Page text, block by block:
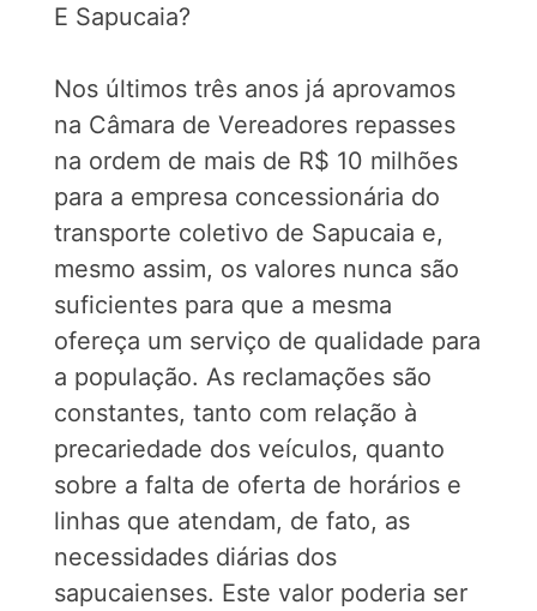
E Sapucaia?
Nos últimos três anos já aprovamos
na Câmara de Vereadores repasses
na ordem de mais de R$ 10 milhões
para a empresa concessionária do
transporte coletivo de Sapucaia e,
mesmo assim, os valores nunca são
suficientes para que a mesma
ofereça um serviço de qualidade para
a população. As reclamações são
constantes, tanto com relação à
precariedade dos veículos, quanto
sobre a falta de oferta de horários e
linhas que atendam, de fato, as
necessidades diárias dos
sapucaienses. Este valor poderia ser